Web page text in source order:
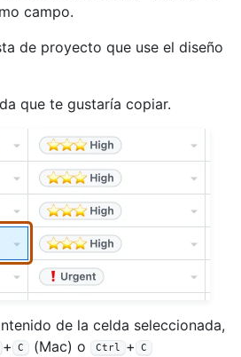
campo.
de proyecto que use el diseño
que te gustaría copiar.
de la celda seleccionada,
+ C (Mac) o Ctrl + C